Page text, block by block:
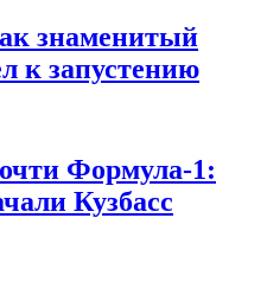
знаменитый
к запустению
Формула-1:
Кузбасс